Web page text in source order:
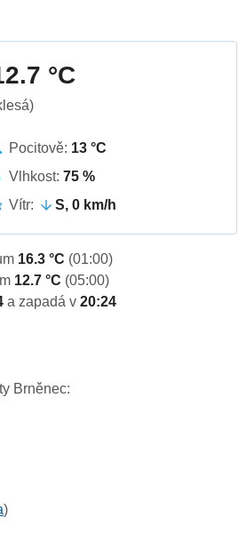
°C
Pocitově: 13 °C
Vlhkost: 75 %
Vítr:
S, 0 km/h
16.3 °C (01:00)
12.7 °C (05:00)
a zapadá v 20:24
Brněnec:
)